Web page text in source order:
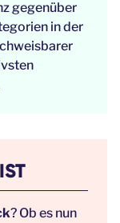
gegenüber
in der
? Ob es nun